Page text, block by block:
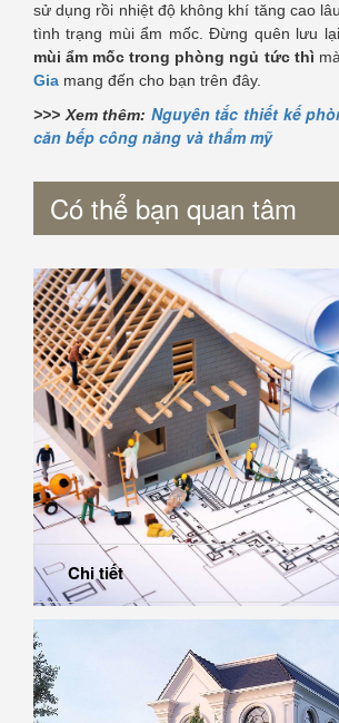
sử dụng rồi nhiệt độ không khí tăng cao
tình trạng mùi ẩm mốc. Đừng quên lưu
mùi ẩm mốc trong phòng ngủ tức thì
Gia mang đến cho bạn trên đây.
>>> Xem thêm: Nguyên tắc thiết kế
căn bếp công năng và thẩm mỹ
Có thể bạn quan tâm
Tìm hiểu cách tính diện tích mái tôn...
Chi tiết